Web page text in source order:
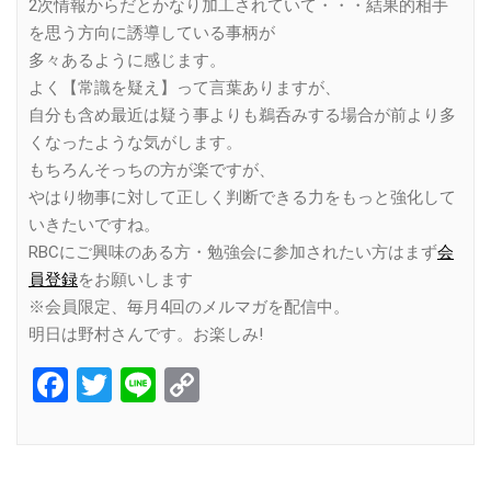
2次情報からだとかなり加工されていて・・・結果的相手
を思う方向に誘導している事柄が
多々あるように感じます。
よく【常識を疑え】って言葉ありますが、
自分も含め最近は疑う事よりも鵜呑みする場合が前より多
くなったような気がします。
もちろんそっちの方が楽ですが、
やはり物事に対して正しく判断できる力をもっと強化して
いきたいですね。
RBCにご興味のある方・勉強会に参加されたい方はまず会
員登録をお願いします
※会員限定、毎月4回のメルマガを配信中。
明日は野村さんです。お楽しみ!
Facebook
Twitter
Line